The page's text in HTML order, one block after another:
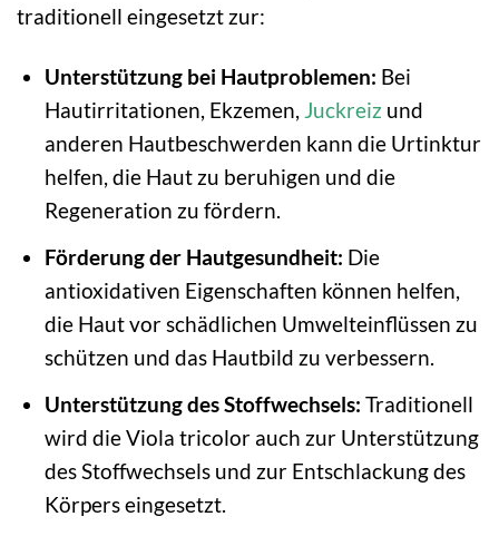
traditionell eingesetzt zur:
Unterstützung bei Hautproblemen: Bei
Hautirritationen, Ekzemen, Juckreiz und
anderen Hautbeschwerden kann die Urtinktur
helfen, die Haut zu beruhigen und die
Regeneration zu fördern.
Förderung der Hautgesundheit: Die
antioxidativen Eigenschaften können helfen,
die Haut vor schädlichen Umwelteinflüssen zu
schützen und das Hautbild zu verbessern.
Unterstützung des Stoffwechsels: Traditionell
wird die Viola tricolor auch zur Unterstützung
des Stoffwechsels und zur Entschlackung des
Körpers eingesetzt.